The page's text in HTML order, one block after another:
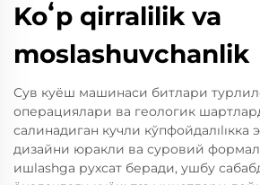
Koʻp qirralilik va
moslashuvchanlik
Сув куёш машинаси битлари
операциялари ва геологик
салинадиган кучли кўпфойдалılıкка
дизайни юракли ва суровий
ишlashga рухсат беради, ушбу